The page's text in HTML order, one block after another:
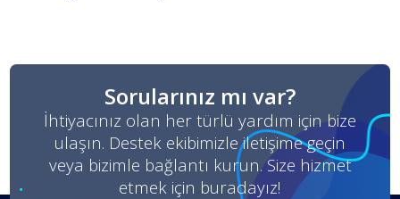
Sorularınız mı var?
İhtiyacınız olan her türlü yardım için bize
ulaşın. Destek ekibimizle iletişime geçin
veya bizimle bağlantı kurun. Size hizmet
etmek için buradayız!